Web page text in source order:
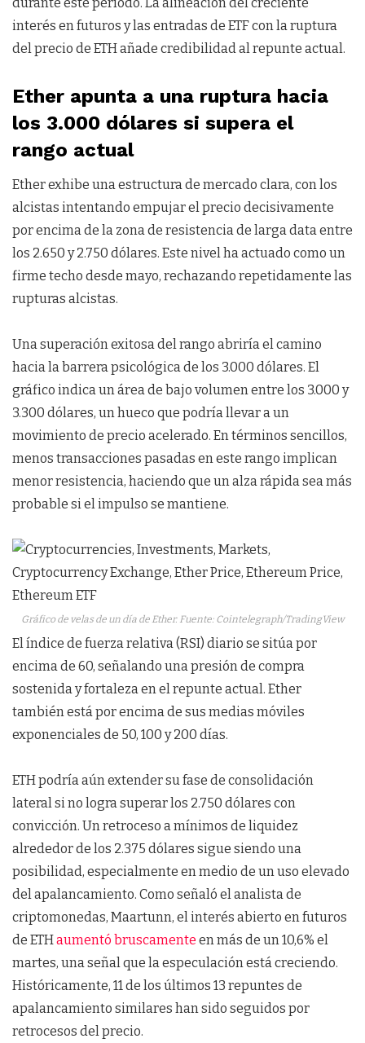
interés en futuros y las entradas de ETF con la ruptura
del precio de ETH añade credibilidad al repunte actual.
Ether apunta a una ruptura hacia
los 3.000 dólares si supera el
rango actual
Ether exhibe una estructura de mercado clara, con los
alcistas intentando empujar el precio decisivamente
por encima de la zona de resistencia de larga data entre
los 2.650 y 2.750 dólares. Este nivel ha actuado como un
firme techo desde mayo, rechazando repetidamente las
rupturas alcistas.
Una superación exitosa del rango abriría el camino
hacia la barrera psicológica de los 3.000 dólares. El
gráfico indica un área de bajo volumen entre los 3.000 y
3.300 dólares, un hueco que podría llevar a un
movimiento de precio acelerado. En términos sencillos,
menos transacciones pasadas en este rango implican
menor resistencia, haciendo que un alza rápida sea más
probable si el impulso se mantiene.
Gráfico de velas de un día de Ether. Fuente: Cointelegraph/TradingView
El índice de fuerza relativa (RSI) diario se sitúa por
encima de 60, señalando una presión de compra
sostenida y fortaleza en el repunte actual. Ether
también está por encima de sus medias móviles
exponenciales de 50, 100 y 200 días.
ETH podría aún extender su fase de consolidación
lateral si no logra superar los 2.750 dólares con
convicción. Un retroceso a mínimos de liquidez
alrededor de los 2.375 dólares sigue siendo una
posibilidad, especialmente en medio de un uso elevado
del apalancamiento. Como señaló el analista de
criptomonedas, Maartunn, el interés abierto en futuros
de ETHaumentó bruscamente en más de un 10,6% el
martes, una señal que la especulación está creciendo.
Históricamente, 11 de los últimos 13 repuntes de
apalancamiento similares han sido seguidos por
retrocesos del precio.